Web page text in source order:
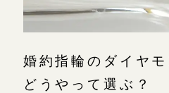
婚約指輪のダイヤモ
どうやって選ぶ？